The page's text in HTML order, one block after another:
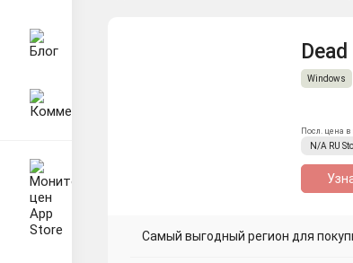
Windows
Посл. цена
N/A RU
Самый выгодный регион для